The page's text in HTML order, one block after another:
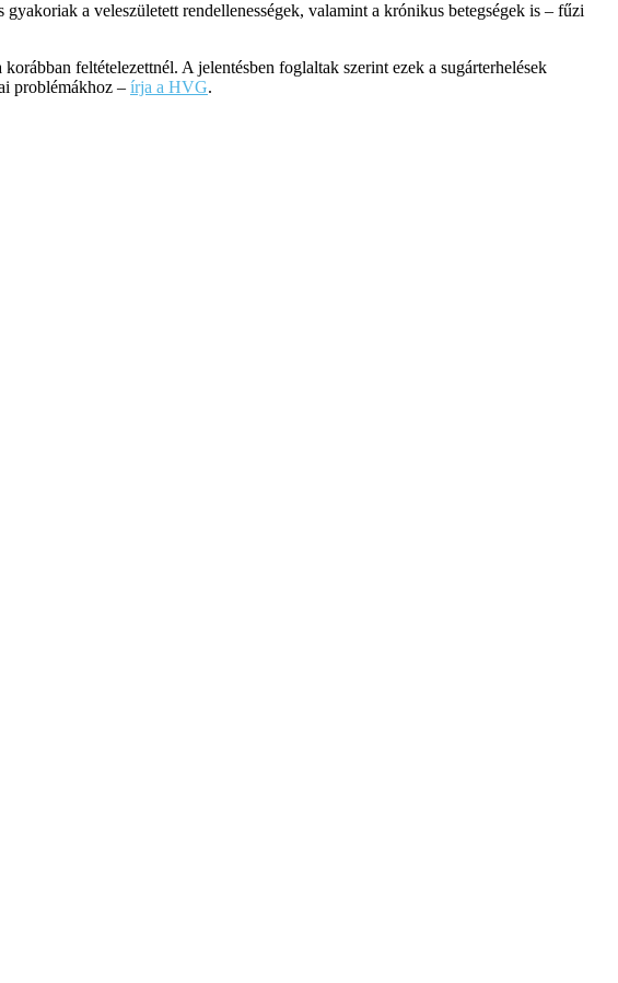
a veleszületett rendellenességek, valamint a krónikus betegségek is – fűzi
feltételezettnél. A jelentésben foglaltak szerint ezek a sugárterhelések
problémákhoz – írja a HVG.